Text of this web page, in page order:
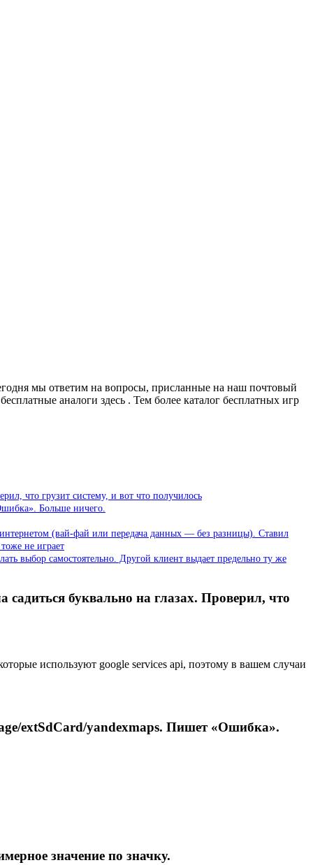
мы ответим на вопросы, присланные на наш почтовый
аналоги здесь . Тем более каталог бесплатных игр
что грузит систему, и вот что получилось
Больше ничего.
(вай-фай или передача данных — без разницы). Ставил
не играет
выбор самостоятельно. Другой клиент выдает предельно ту же
буквально на глазах. Проверил, что
используют google services api, поэтому в вашем случаи
extSdCard/yandexmaps. Пишет «Ошибка».
значение по значку.